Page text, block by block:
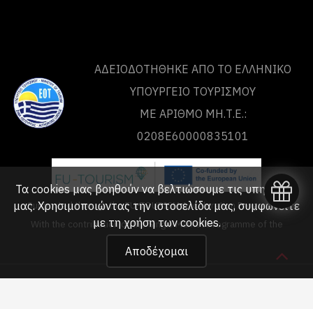
ΑΔΕΙΟΔΟΤΗΘΗΚΕ ΑΠΟ ΤO ΕΛΛΗΝΙΚΟ
ΥΠΟΥΡΓΕΙΟ ΤΟΥΡΙΣΜΟΥ
ΜΕ ΑΡΙΘΜΟ ΜΗ.Τ.Ε.:
0208Ε60000835101
Supported through the FU-TOURISM Acceleration Programme
With the contribution of the Single Market Programme of the
Τα cookies μας βοηθούν να βελτιώσουμε τις υπηρεσίες
μας. Χρησιμοποιώντας την ιστοσελίδα μας, συμφωνείτε
με τηχρήση των cookies.
Αποδέχομαι